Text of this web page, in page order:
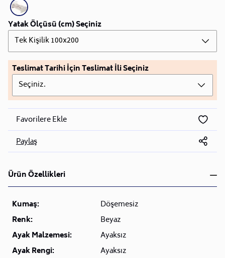
Yatak Ölçüsü (cm) Seçiniz
Tek Kişilik 100x200
Teslimat Tarihi İçin Teslimat İli Seçiniz
Seçiniz.
Favorilere Ekle
Paylaş
Ürün Özellikleri
Kumaş:
Döşemesiz
Renk:
Beyaz
Ayak Malzemesi:
Ayaksız
Ayak Rengi:
Ayaksız